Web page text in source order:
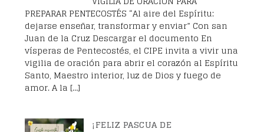
PREPARAR PENTECOSTÉS “Al aire del Espíritu:
dejarse enseñar, transformar y enviar” Con san
Juan de la Cruz Descargar el documento En
vísperas de Pentecostés, el CIPE invita a vivir una
vigilia de oración para abrir el corazón al Espíritu
Santo, Maestro interior, luz de Dios y fuego de
amor. A la […]
¡FELIZ PASCUA DE